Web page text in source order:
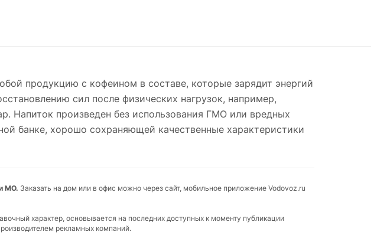
продукцию с кофеином в составе, которые зарядит энергий
сил после физических нагрузок, например,
Напиток произведен без использования ГМО или вредных
банке, хорошо сохраняющей качественные характеристики
МО. Заказать на дом или в офис можно через сайт, мобильное приложение Vodovoz.ru
характер, основывается на последних доступных к моменту публикации
рекламных компаний.